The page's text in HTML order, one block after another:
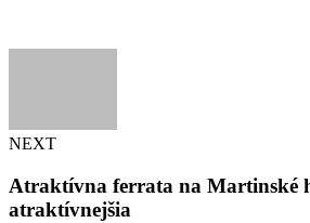
NEXT
Atraktívna ferrata na Martinské
atraktívnejšia